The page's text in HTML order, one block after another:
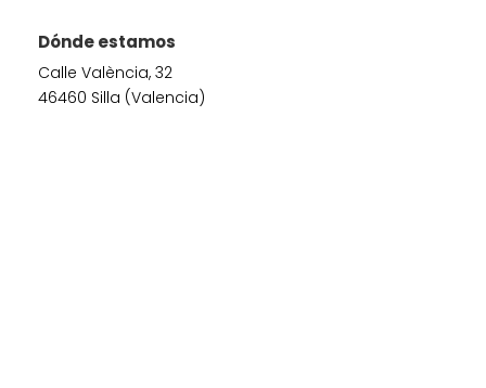
Dónde estamos
Calle València, 32
46460 Silla (Valencia)